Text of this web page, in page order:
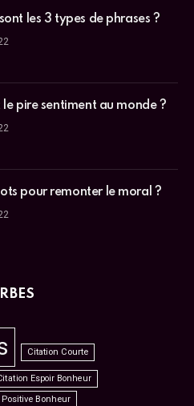
les 3 types de phrases ?
le pire sentiment au monde ?
pour remonter le moral ?
Citation Courte
Espoir Bonheur
Bonheur